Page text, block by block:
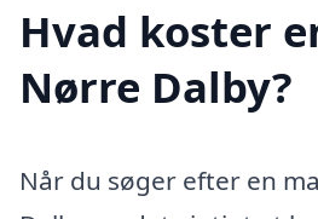
Hvad koster
Nørre Dalby?
Når du søger efter en